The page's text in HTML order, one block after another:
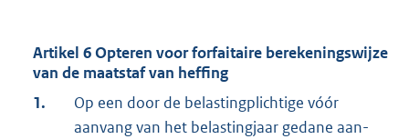
Artikel 6 Opteren voor forfaitaire berekeningswijze
van de maatstaf van heffing
1.
Op een door de belastingplichtige vóór
aanvang van het belastingjaar gedane aan­